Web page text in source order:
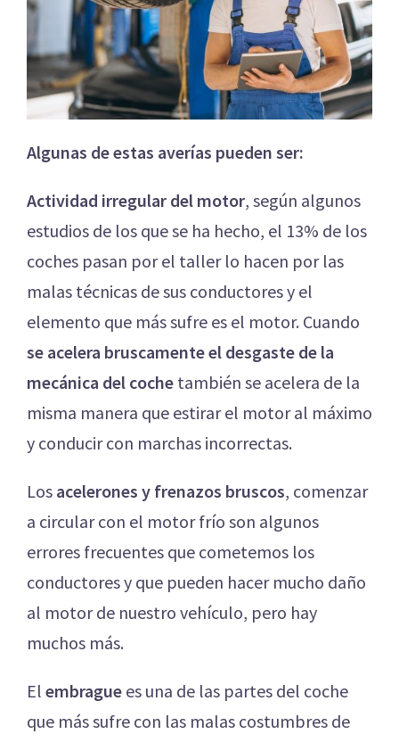
Algunas de estas averías pueden ser:
Actividad irregular del motor, según algunos
estudios de los que se ha hecho, el 13% de los
coches pasan por el taller lo hacen por las
malas técnicas de sus conductores y el
elemento que más sufre es el motor. Cuando
se acelera bruscamente el desgaste de la
mecánica del coche también se acelera de la
misma manera que estirar el motor al máximo
y conducir con marchas incorrectas.
Los acelerones y frenazos bruscos, comenzar
a circular con el motor frío son algunos
errores frecuentes que cometemos los
conductores y que pueden hacer mucho daño
al motor de nuestro vehículo, pero hay
muchos más.
El embrague es una de las partes del coche
que más sufre con las malas costumbres de